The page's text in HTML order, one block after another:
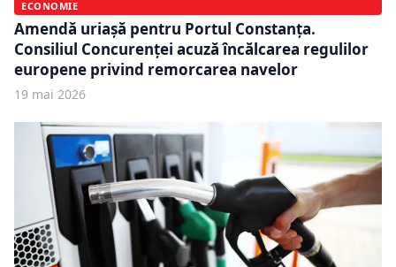
ECONOMIE
Amendă uriașă pentru Portul Constanța.
Consiliul Concurenței acuză încălcarea regulilor
europene privind remorcarea navelor
19 mai 2026